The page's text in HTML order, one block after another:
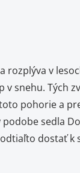
v
snehu. Tých
pohorie a
sedla
dostať